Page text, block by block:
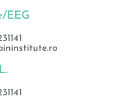
EEG